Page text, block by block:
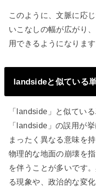
このように、文脈に応
いこなしの幅が広がり
用できるようになります
landsideと似ている
「landside」と似てい
「landside」の誤用が
まったく異なる意味を
物理的な地面の崩壊を
を伴うことが多いです
る現象や、政治的な変